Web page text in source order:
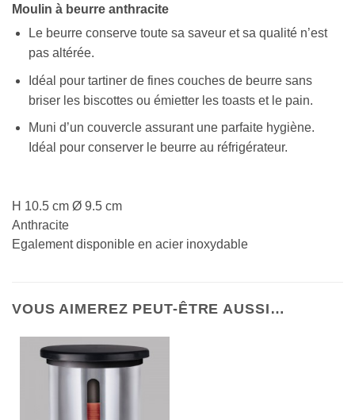
Moulin à beurre anthracite
Le beurre conserve toute sa saveur et sa qualité n’est
pas altérée.
Idéal pour tartiner de fines couches de beurre sans
briser les biscottes ou émietter les toasts et le pain.
Muni d’un couvercle assurant une parfaite hygiène.
Idéal pour conserver le beurre au réfrigérateur.
H 10.5 cm Ø 9.5 cm
Anthracite
Egalement disponible en acier inoxydable
VOUS AIMEREZ PEUT-ÊTRE AUSSI…